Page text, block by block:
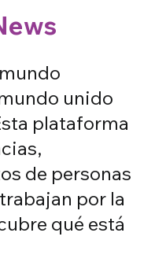
unido
plataforma
de personas
por la
qué está
Nolan:
un nuevo